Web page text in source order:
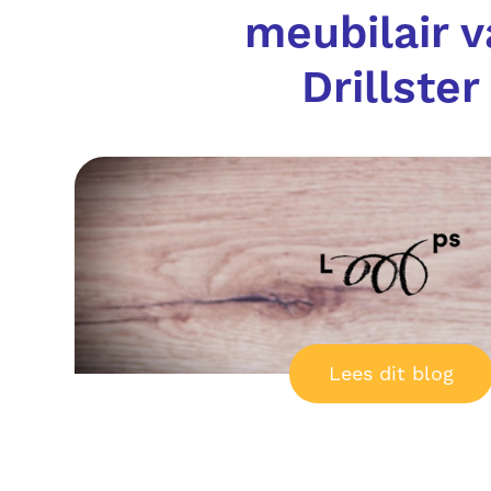
meubilair
Drillster
Lees dit blog